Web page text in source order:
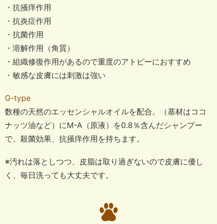
・抗掻痒作用
・抗炎症作用
・抗菌作用
・溶解作用（角質）
・組織修復作用があるので重度のアトピーにおすすめ
・敏感な皮膚には刺激は強い
G-type
数種の天然のエッセンシャルオイルを配合。（基材はココ
ナッツ油など）にM-A（原液）を0.8％含んだシャンプー
で、殺菌効果、抗掻痒作用を持ちます。
※汚れは落としつつ、皮脂は取り過ぎないので皮膚に優し
く、毎日洗っても大丈夫です。